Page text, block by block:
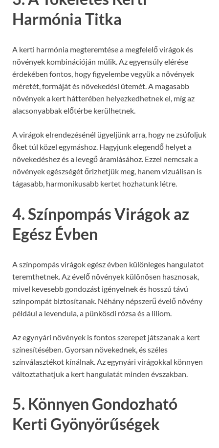
Harmónia Titka
A kerti harmónia megteremtése a megfelelő virágok és
növények kombinációján múlik. Az egyensúly elérése
érdekében fontos, hogy figyelembe vegyük a növények
méretét, formáját és növekedési ütemét. A magasabb
növények a kert hátterében helyezkedhetnek el, míg az
alacsonyabbak előtérbe kerülhetnek.
A virágok elrendezésénél ügyeljünk arra, hogy ne zsúfoljuk
őket túl közel egymáshoz. Hagyjunk elegendő helyet a
növekedéshez és a levegő áramlásához. Ezzel nemcsak a
növények egészségét őrizhetjük meg, hanem vizuálisan is
tágasabb, harmonikusabb kertet hozhatunk létre.
4. Színpompás Virágok az
Egész Évben
A színpompás virágok egész évben különleges hangulatot
teremthetnek. Az évelő növények különösen hasznosak,
mivel kevesebb gondozást igényelnek és hosszú távú
színpompát biztosítanak. Néhány népszerű évelő növény
például a levendula, a pünkösdi rózsa és a liliom.
Az egynyári növények is fontos szerepet játszanak a kert
színesítésében. Gyorsan növekednek, és széles
színválasztékot kínálnak. Az egynyári virágokkal könnyen
változtathatjuk a kert hangulatát minden évszakban.
5. Könnyen Gondozható
Kerti Gyönyörűségek